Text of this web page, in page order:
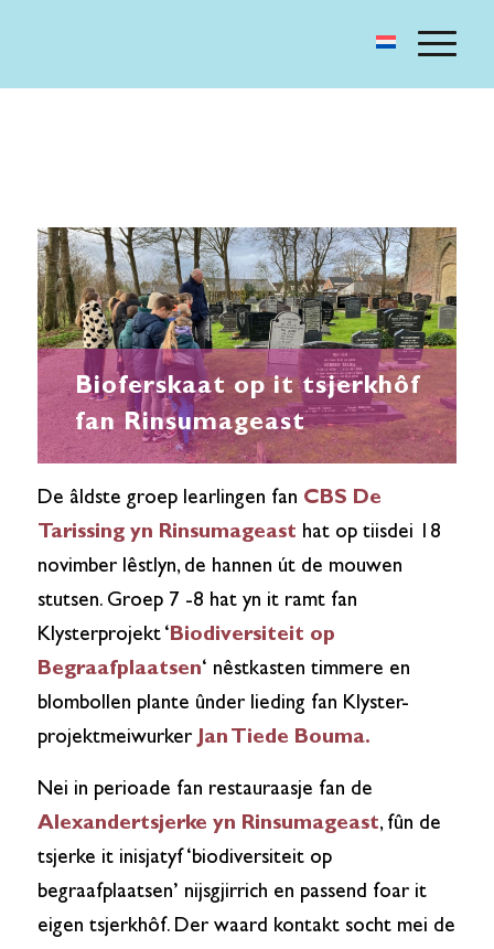
Bioferskaat op it tsjerkhôf
fan Rinsumageast
De âldste groep learlingen fan CBS De
Tarissing yn Rinsumageast hat op tiisdei 18
novimber lêstlyn, de hannen út de mouwen
stutsen. Groep 7 -8 hat yn it ramt fan
Klysterprojekt ‘Biodiversiteit op
Begraafplaatsen‘ nêstkasten timmere en
blombollen plante ûnder lieding fan Klyster-
projektmeiwurker Jan Tiede Bouma.
Nei in perioade fan restauraasje fan de
Alexandertsjerke yn Rinsumageast, fûn de
tsjerke it inisjatyf ‘biodiversiteit op
begraafplaatsen’ nijsgjirrich en passend foar it
eigen tsjerkhôf. Der waard kontakt socht mei de